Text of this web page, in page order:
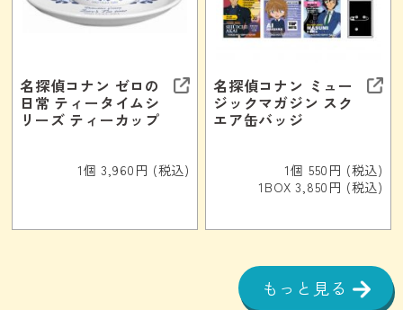
名探偵コナン ゼロの
日常 ティータイムシ
リーズ ティーカップ
1個 3,960円 (税込)
名探偵コナン ミュー
ジックマガジン スク
エア缶バッジ
1個 550円 (税込)
1BOX 3,850円 (税込)
もっと見る